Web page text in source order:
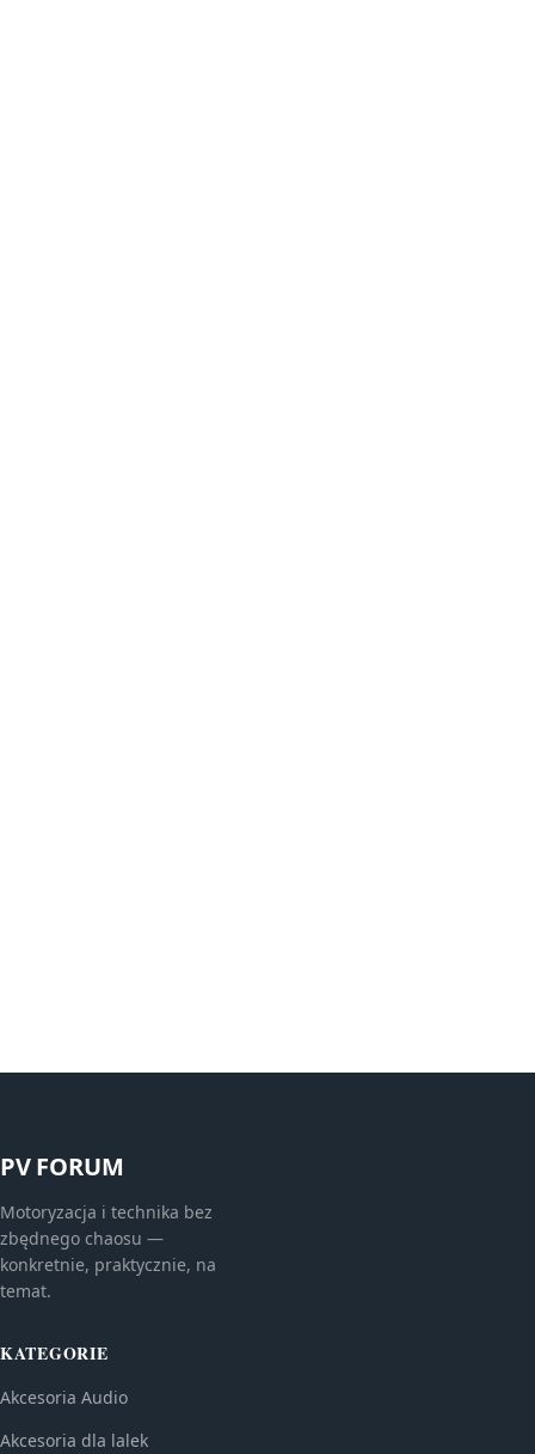
PV FORUM
Motoryzacja i technika bez
zbędnego chaosu —
konkretnie, praktycznie, na
temat.
KATEGORIE
Akcesoria Audio
Akcesoria dla lalek